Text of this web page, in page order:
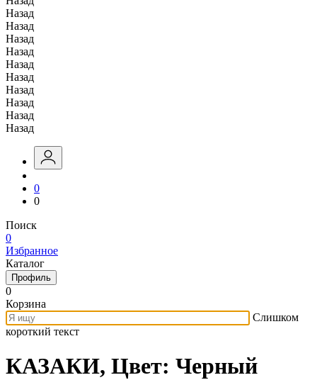
Назад
Назад
Назад
Назад
Назад
Назад
Назад
Назад
Назад
Назад
0
0
Поиск
0
Избранное
Каталог
Профиль
0
Корзина
Слишком
короткий текст
КАЗАКИ, Цвет: Черный